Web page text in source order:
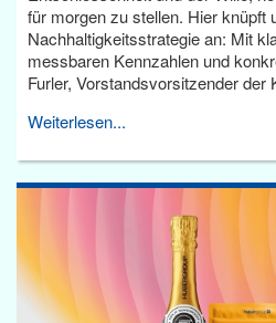
für morgen zu stellen. Hier knüpft
Nachhaltigkeitsstrategie an: Mit
messbaren Kennzahlen und
Furler, Vorstandsvorsitzender der
Weiterlesen...